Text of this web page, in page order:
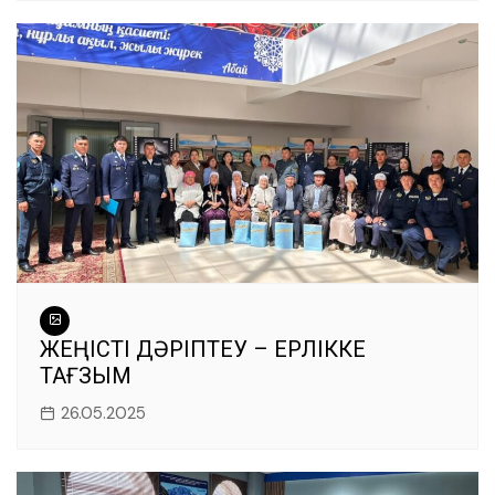
ЖЕҢІСТІ ДӘРІПТЕУ – ЕРЛІККЕ
ТАҒЗЫМ
26.05.2025